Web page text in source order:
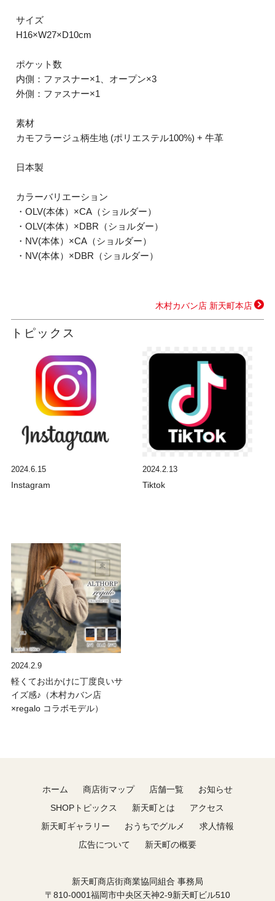
サイズ
H16×W27×D10cm
ポケット数
内側：ファスナー×1、オープン×3
外側：ファスナー×1
素材
カモフラージュ柄生地 (ポリエステル100%) + 牛革
日本製
カラーバリエーション
・OLV(本体）×CA（ショルダー）
・OLV(本体）×DBR（ショルダー）
・NV(本体）×CA（ショルダー）
・NV(本体）×DBR（ショルダー）
木村カバン店 新天町本店
トピックス
2024.6.15
Instagram
2024.2.13
Tiktok
2024.2.9
軽くてお出かけに丁度良いサ
イズ感♪（木村カバン店
×regalo コラボモデル）
ホーム 商店街マップ 店舗一覧
お知らせ
SHOPトピックス
新天町とは
アクセス
新天町ギャラリー
おうちでグルメ
求人情報
広告について
新天町の概要
新天町商店街商業協同組合 事務局
〒810-0001福岡市中央区天神2-9新天町ビル510